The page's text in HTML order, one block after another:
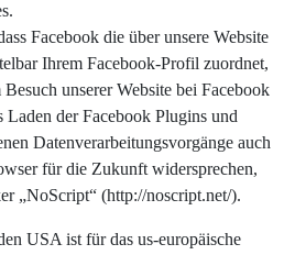
Facebook die über unsere Website
Ihrem Facebook-Profil zuordnet,
unserer Website bei Facebook
Laden der Facebook Plugins und
Datenverarbeitungsvorgänge auch
für die Zukunft widersprechen,
„NoScript“ (http://noscript.net/).
USA ist für das us-europäische